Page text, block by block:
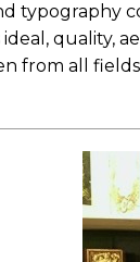
quality,
from all